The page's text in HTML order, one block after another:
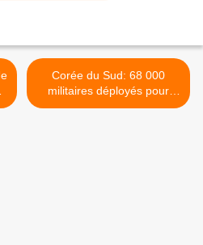
Corée du Sud: 68 000
militaires déployés pour
participer aux campagnes